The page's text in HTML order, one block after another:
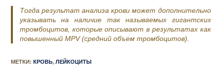
Тогда результат анализа крови может дополнительно
указывать на наличие так называемых гигантских
тромбоцитов, которые описывают в результатах как
повышенный MPV (средний объем тромбоцитов).
МЕТКИ:КРОВЬ, ЛЕЙКОЦИТЫ